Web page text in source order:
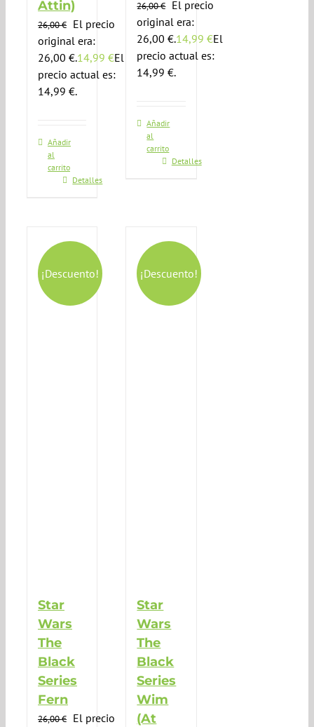
Attin)
26,00€ El precio
original era:
26,00 €.14,99 €El
precio actual es:
14,99 €.
Añadir
al
carrito
Detalles
26,00€ El precio
original era:
26,00 €.14,99€El
precio actual es:
14,99 €.
Añadir
al
carrito
Detalles
¡Descuento!
Star
Wars
The
Black
Series
Fern
26,00€ El precio
¡Descuento!
Star
Wars
The
Black
Series
Wim
(At